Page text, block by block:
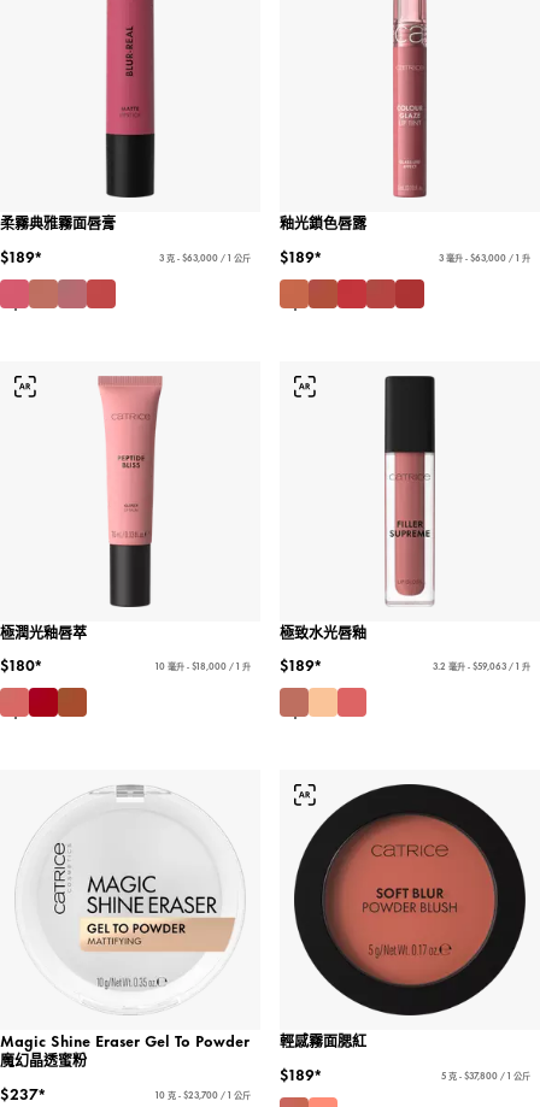
柔霧典雅霧面唇膏
$189*
3 克 - $63,000 / 1 公斤
釉光鎖色唇露
$189*
3 毫升 - $63,000 / 1 升
極潤光釉唇萃
$180*
10 毫升 - $18,000 / 1 升
極致水光唇釉
$189*
3.2 毫升 - $59,063 / 1 升
Magic Shine Eraser Gel To Powder
魔幻晶透蜜粉
$237*
10 克 - $23,700 / 1 公斤
輕感霧面腮紅
$189*
5 克 - $37,800 / 1 公斤